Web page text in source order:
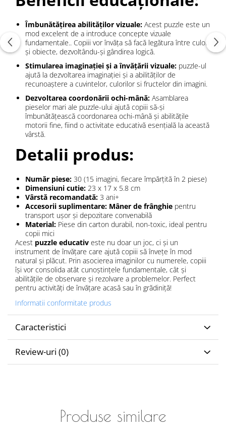
Îmbunătățirea abilităților vizuale: Acest puzzle este un
mod excelent de a introduce concepte vizuale
fundamentale.. Copiii vor învăța să facă legătura între culori
și obiecte, dezvoltându-și gândirea logică.
Stimularea imaginației și a învățării vizuale: puzzle-ul
ajută la dezvoltarea imaginației și a abilităților de
recunoaștere a cuvintelor, culorilor si fructelor din imagini.
Dezvoltarea coordonării ochi-mână: Asamblarea
pieselor mari ale puzzle-ului ajută copiii să-și
îmbunătățească coordonarea ochi-mână și abilitățile
motorii fine, fiind o activitate educativă esențială la această
vârstă.
Detalii produs:
Număr piese: 30 (15 imagini, fiecare împărțită în 2 piese)
Dimensiuni cutie: 23 x 17 x 5.8 cm
Vârstă recomandată: 3 ani+
Accesorii suplimentare: Mâner de frânghie pentru
transport ușor și depozitare convenabilă
Material: Piese din carton durabil, non-toxic, ideal pentru
copii mici
Acest puzzle educativ este nu doar un joc, ci și un
instrument de învățare care ajută copiii să învețe în mod
natural și plăcut. Prin asocierea imaginilor cu numerele, copiii
își vor consolida atât cunoștințele fundamentale, cât și
abilitățile de observare și rezolvare a problemelor. Perfect
pentru activități de învățare acasă sau în grădiniță!
Informatii conformitate produs
Caracteristici
Review-uri (0)
Produse similare